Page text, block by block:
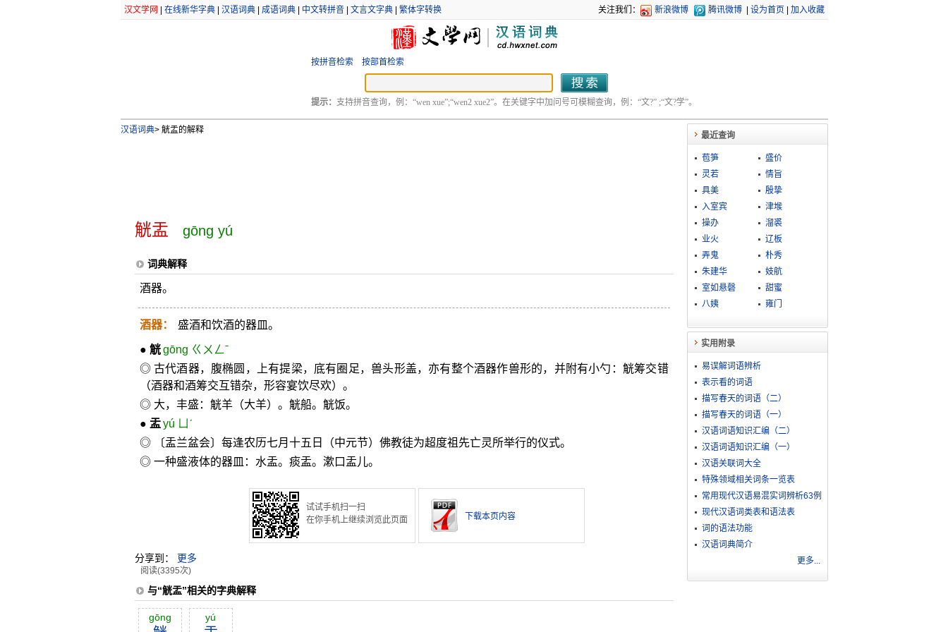
汉文学网 在线新华字典| 汉语词典| 成语词典| 中文转拼音| 文言文字典| 繁体字转换 关注我们： 新浪微博 腾讯微博 设为首页 加入收藏
按拼音检索 按部首检索
提示： 支持拼音查询，例：“wen xue”;“wen2 xue2”。在关键字中加问号可模糊查询，例：“文?” ;“文?学”。
汉语词典>觥盂的解释
觥盂 gōng yú
词典解释
酒器。
酒器： 盛酒和饮酒的器皿。
● 觥 gōng ㄍㄨㄥˉ
◎ 古代酒器，腹椭圆，上有提梁，底有圈足，兽头形盖，亦有整个酒器作兽形的，并附有小勺：觥筹交错
（酒器和酒筹交互错杂，形容宴饮尽欢）。
◎ 大，丰盛：觥羊（大羊）。觥船。觥饭。
● 盂 yú ㄩˊ
◎ 〔盂兰盆会〕每逢农历七月十五日（中元节）佛教徒为超度祖先亡灵所举行的仪式。
◎ 一种盛液体的器皿：水盂。痰盂。漱口盂儿。
试试手机扫一扫
在你手机上继续浏览此页面
下载本页内容
分享到： 更多
阅读(3395次)
与“觥盂”相关的字典解释
gōng yú
最近查询
苞笋
盛价
灵若
情旨
具美
殷挚
入室宾
津堠
操办
溜裘
业火
辽板
弄鬼
朴秀
朱建华
妓航
室如悬磬
甜蜜
八姨
雍门
实用附录
易误解词语辨析
表示看的词语
描写春天的词语（二）
描写春天的词语（一）
汉语词语知识汇编（二）
汉语词语知识汇编（一）
汉语关联词大全
特殊领域相关词条一览表
常用现代汉语易混实词辨析63例
现代汉语词类表和语法表
词的语法功能
汉语词典简介
更多...